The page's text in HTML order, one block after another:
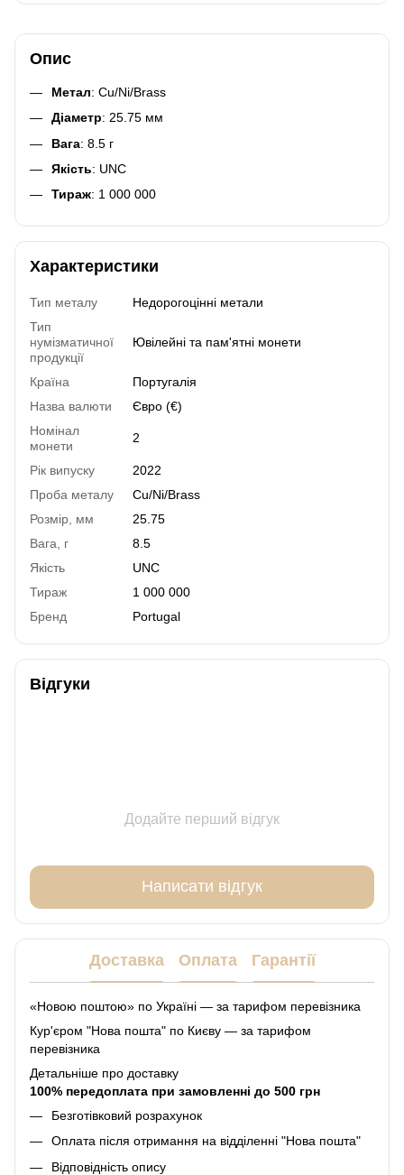
Опис
Метал: Cu/Ni/Brass
Діаметр: 25.75 мм
Вага: 8.5 г
Якість: UNC
Тираж: 1 000 000
Характеристики
Тип металу
Недорогоцінні метали
Тип
нумізматичної
продукції
Ювілейні та пам'ятні монети
Країна
Португалія
Назва валюти
Євро (€)
Номінал
монети
2
Рік випуску
2022
Проба металу
Cu/Ni/Brass
Розмір, мм
25.75
Вага, г
8.5
Якість
UNC
Тираж
1 000 000
Бренд
Portugal
Відгуки
Додайте перший відгук
Написати відгук
Доставка Оплата Гарантії
«Новою поштою» по Україні — за тарифом перевізника
Кур'єром "Нова пошта" по Києву — за тарифом
перевізника
Детальніше про доставку
100% передоплата при замовленні до 500 грн
Безготівковий розрахунок
Оплата після отримання на відділенні "Нова пошта"
Відповідність опису